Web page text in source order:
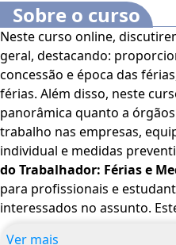
Sobre o curso
Neste curso online,
geral, destacando:
concessão e época das
férias. Além disso, neste curso, apresenta-se uma visão
panorâmica quanto a
trabalho nas empresas,
do Trabalhador: Férias e
para profissionais e
interessados no assunto. Este curso dispõe dos seguintes
Ver mais